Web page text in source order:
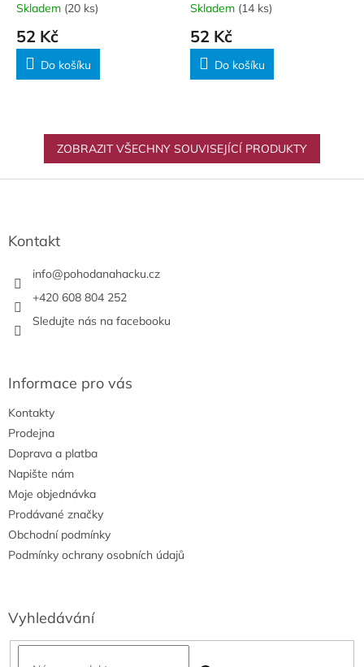
Skladem (20 ks)
52 Kč
Do košíku
Skladem (14 ks)
52 Kč
Do košíku
ZOBRAZIT VŠECHNY SOUVISEJÍCÍ PRODUKTY
Kontakt
info@pohodanahacku.cz
+420 608 804 252
Sledujte nás na facebooku
Informace pro vás
Kontakty
Prodejna
Doprava a platba
Napište nám
Moje objednávka
Prodávané značky
Obchodní podmínky
Podmínky ochrany osobních údajů
Vyhledávání